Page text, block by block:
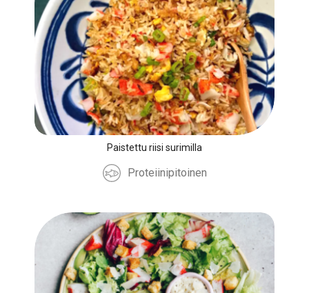
Paistettu riisi surimilla
Proteiinipitoinen